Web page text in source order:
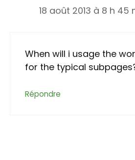
18 août 2013 à 8 h 45
When will i usage the
for the typical
Répondre